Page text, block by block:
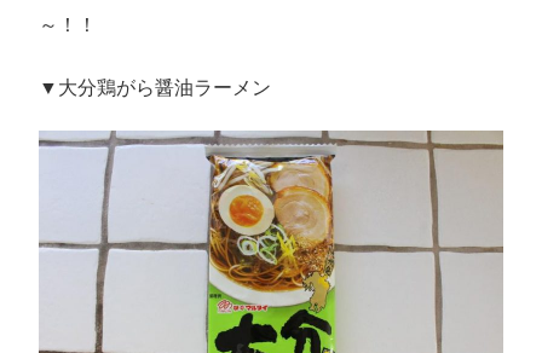
～！！
▼大分鶏がら醤油ラーメン